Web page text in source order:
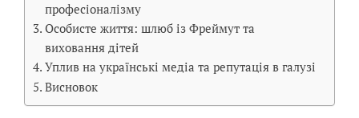
професіоналізму
Особисте життя: шлюб із Фреймут та
виховання дітей
Уплив на українські медіа та репутація в галузі
Висновок